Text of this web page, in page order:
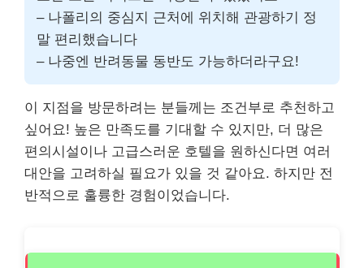
– 나폴리의 중심지 근처에 위치해 관광하기 정
말 편리했습니다
– 나중엔 반려동물 동반도 가능하더라구요!
이 지점을 방문하려는 분들께는 조건부로 추천하고
싶어요! 높은 만족도를 기대할 수 있지만, 더 많은
편의시설이나 고급스러운 호텔을 원하신다면 여러
대안을 고려하실 필요가 있을 것 같아요. 하지만 전
반적으로 훌륭한 경험이었습니다.